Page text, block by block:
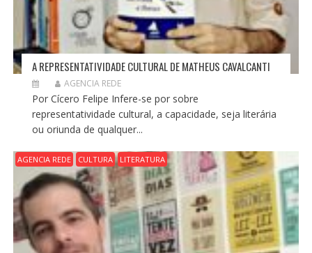
A REPRESENTATIVIDADE CULTURAL DE MATHEUS CAVALCANTI
AGENCIA REDE
Por Cícero Felipe Infere-se por sobre
representatividade cultural, a capacidade, seja literária
ou oriunda de qualquer...
AGENCIA REDE CULTURA LITERATURA